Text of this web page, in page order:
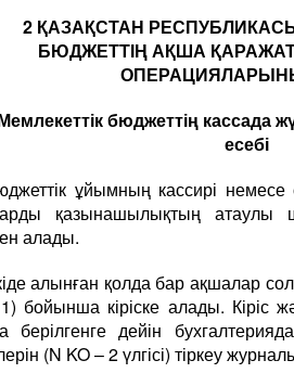
2 ҚАЗАҚСТАН
БЮДЖЕТТІҢ АҚША
бюджеттің кассада
есебі
ұйымның кассирі
қазынашылықтың атаулы
алады.
алынған қолда бар ақшалар сол
бойынша кіріске алады. Кіріс
берілгенге дейін
(N KO – 2 үлгісі) тіркеу